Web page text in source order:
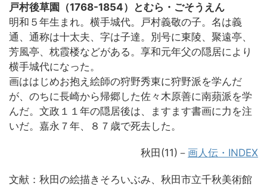
戸村後草園（1768-1854）とむら・ごそうえん
明和５年生まれ。横手城代。戸村義敬の子。名は義
通、通称は十太夫、字は子達。別号に東陵、聚遠亭、
芳風亭、枕霞楼などがある。享和元年父の隠居により
横手城代になった。
画ははじめお抱え絵師の狩野秀東に狩野派を学んだ
が、のちに長崎から帰郷した佐々木原善に南蘋派を学
んだ。文政１１年の隠居後は、ますます書画に力を注
いだ。嘉永７年、８７歳で死去した。
秋田(11)－ 画人伝・INDEX
文献：秋田の絵描きそろいぶみ、秋田市立千秋美術館